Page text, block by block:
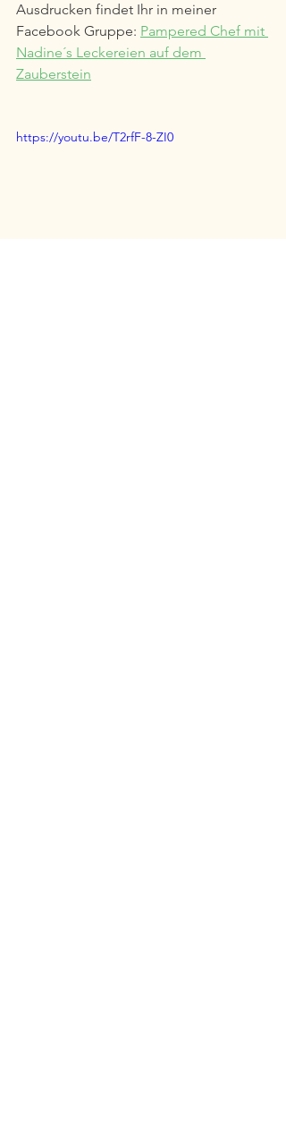
Ausdrucken findet Ihr in meiner
Facebook Gruppe: Pampered Chef mit
Nadine´s Leckereien auf dem
Zauberstein
https://youtu.be/T2rfF-8-ZI0